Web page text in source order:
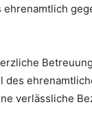
ehrenamtlich
verlässliche